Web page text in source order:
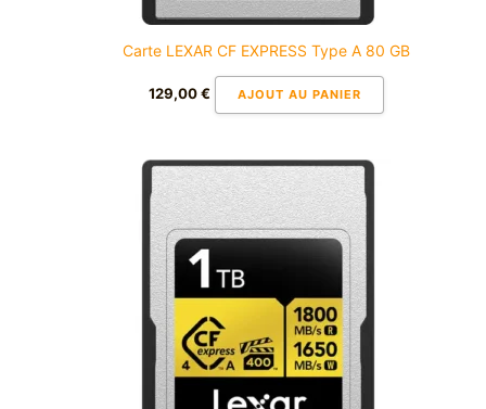
Carte LEXAR CF EXPRESS Type A 80 GB
129,00€ AJOUT AU PANIER